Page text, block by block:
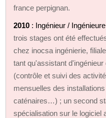
france perpignan.
2010 : Ingénieur /
trois stages ont été
chez inocsa ingénierie,
tant qu'assistant
(contrôle et suivi des
mensuelles des
caténaires…) ; un second
spécialisation sur le logiciel